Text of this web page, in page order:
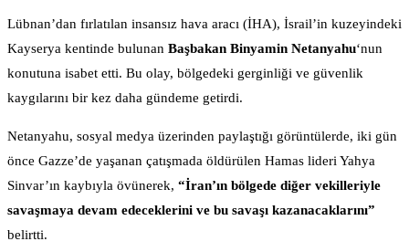
Lübnan’dan fırlatılan insansız hava aracı (İHA), İsrail’in kuzeyindeki
Kayserya kentinde bulunan Başbakan Binyamin Netanyahu‘nun
konutuna isabet etti. Bu olay, bölgedeki gerginliği ve güvenlik
kaygılarını bir kez daha gündeme getirdi.
Netanyahu, sosyal medya üzerinden paylaştığı görüntülerde, iki gün
önce Gazze’de yaşanan çatışmada öldürülen Hamas lideri Yahya
Sinvar’ın kaybıyla övünerek, “İran’ın bölgede diğer vekilleriyle
savaşmaya devam edeceklerini ve bu savaşı kazanacaklarını”
belirtti.